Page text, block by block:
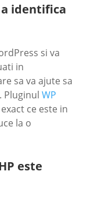
identifica
si va
in
sa va ajute sa
PluginulWP
ce este in
la o
este